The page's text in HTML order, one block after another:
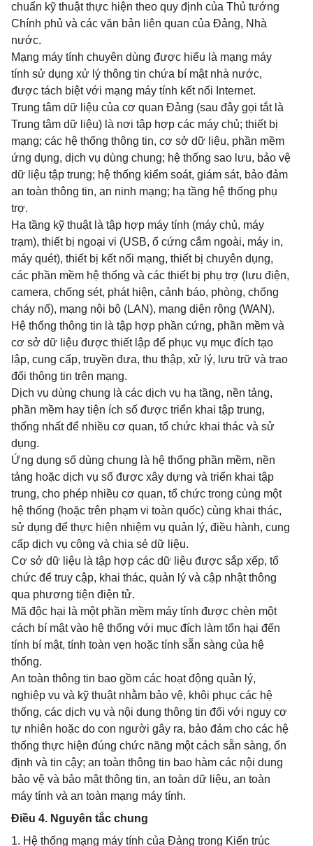
chuẩn kỹ thuật thực hiện theo quy định của Thủ tướng
Chính phủ và các văn bản liên quan của Đảng, Nhà
nước.
Mạng máy tính chuyên dùng được hiểu là mạng máy
tính sử dụng xử lý thông tin chứa bí mật nhà nước,
được tách biệt với mạng máy tính kết nối Internet.
Trung tâm dữ liệu của cơ quan Đảng (sau đây gọi tắt là
Trung tâm dữ liệu) là nơi tập hợp các máy chủ; thiết bị
mạng; các hệ thống thông tin, cơ sở dữ liệu, phần mềm
ứng dụng, dịch vụ dùng chung; hệ thống sao lưu, bảo vệ
dữ liệu tập trung; hệ thống kiểm soát, giám sát, bảo đảm
an toàn thông tin, an ninh mạng; hạ tầng hệ thống phụ
trợ.
Hạ tầng kỹ thuật là tập hợp máy tính (máy chủ, máy
trạm), thiết bị ngoại vi (USB, ổ cứng cắm ngoài, máy in,
máy quét), thiết bị kết nối mạng, thiết bị chuyên dụng,
các phần mềm hệ thống và các thiết bị phụ trợ (lưu điện,
camera, chống sét, phát hiện, cảnh báo, phòng, chống
cháy nổ), mạng nội bộ (LAN), mạng diện rộng (WAN).
Hệ thống thông tin là tập hợp phần cứng, phần mềm và
cơ sở dữ liệu được thiết lập để phục vụ mục đích tạo
lập, cung cấp, truyền đưa, thu thập, xử lý, lưu trữ và trao
đổi thông tin trên mạng.
Dịch vụ dùng chung là các dịch vụ hạ tầng, nền tảng,
phần mềm hay tiện ích số được triển khai tập trung,
thống nhất để nhiều cơ quan, tổ chức khai thác và sử
dụng.
Ứng dụng số dùng chung là hệ thống phần mềm, nền
tảng hoặc dịch vụ số được xây dựng và triển khai tập
trung, cho phép nhiều cơ quan, tổ chức trong cùng một
hệ thống (hoặc trên phạm vi toàn quốc) cùng khai thác,
sử dụng để thực hiện nhiệm vụ quản lý, điều hành, cung
cấp dịch vụ công và chia sẻ dữ liệu.
Cơ sở dữ liệu là tập hợp các dữ liệu được sắp xếp, tổ
chức để truy cập, khai thác, quản lý và cập nhật thông
qua phương tiện điện tử.
Mã độc hại là một phần mềm máy tính được chèn một
cách bí mật vào hệ thống với mục đích làm tổn hại đến
tính bí mật, tính toàn vẹn hoặc tính sẵn sàng của hệ
thống.
An toàn thông tin bao gồm các hoạt động quản lý,
nghiệp vụ và kỹ thuật nhằm bảo vệ, khôi phục các hệ
thống, các dịch vụ và nội dung thông tin đối với nguy cơ
tự nhiên hoặc do con người gây ra, bảo đảm cho các hệ
thống thực hiện đúng chức năng một cách sẵn sàng, ổn
định và tin cậy; an toàn thông tin bao hàm các nội dung
bảo vệ và bảo mật thông tin, an toàn dữ liệu, an toàn
máy tính và an toàn mạng máy tính.
Điều 4. Nguyên tắc chung
1. Hệ thống mạng máy tính của Đảng trong Kiến trúc